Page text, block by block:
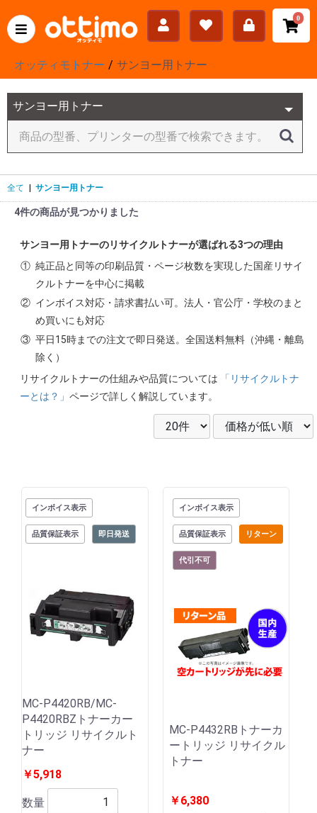
0
オッティモトナー サンヨー用トナー
全て | サンヨー用トナー
4件の商品が見つかりました
サンヨー用トナーのリサイクルトナーが選ばれる3つの理由
① 純正品と同等の印刷品質・ページ枚数を実現した国産リサイ
クルトナーを中心に掲載
② インボイス対応・請求書払い可。法人・官公庁・学校のまと
め買いにも対応
③ 平日15時までの注文で即日発送。全国送料無料（沖縄・離島
除く）
リサイクルトナーの仕組みや品質については
「リサイクルトナ
ーとは？」 ページで詳しく解説しています。
インボイス表示
品質保証表示 即日発送
MC-P4420RB/MC-
P4420RBZトナーカー
トリッジ リサイクルト
ナー
￥5,918
数量
インボイス表示
品質保証表示 リターン
代引不可
MC-P4432RBトナーカ
ートリッジ リサイクル
トナー
￥6,380